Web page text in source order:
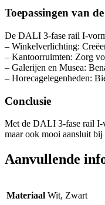
Toepassingen van
De DALI 3-fase rail I-
– Winkelverlichting:
– Kantoorruimten: Zorg
– Galerijen en Musea:
– Horecagelegenheden:
Conclusie
Met de DALI 3-fase rail I-
maar ook mooi aansluit
Aanvullende
Materiaal Wit, Zwart